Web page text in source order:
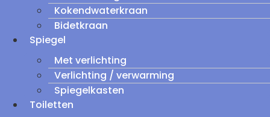
Kokendwaterkraan
Bidetkraan
Spiegel
Met verlichting
Verlichting / verwarming
Spiegelkasten
Toiletten